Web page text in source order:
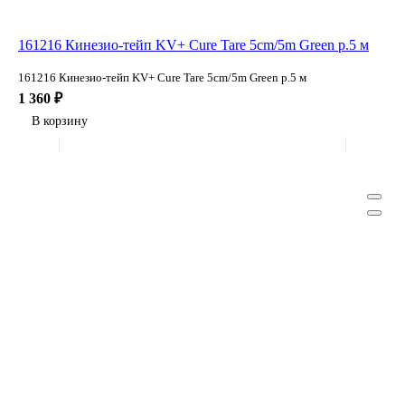
161216 Кинезио-тейп KV+ Cure Tare 5cm/5m Green р.5 м
161216 Кинезио-тейп KV+ Cure Tare 5cm/5m Green р.5 м
1 360 ₽
В корзину